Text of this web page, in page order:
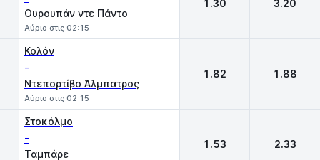
Ουρουπάν ντε Πάντο
Αύριο στις 02:15
1.30 3.20
Κολόν
-
Ντεπορτίβο Άλμπατρος
Αύριο στις 02:15
1.82 1.88
Στοκόλμο
-
Ταμπάρε
1.53 2.33